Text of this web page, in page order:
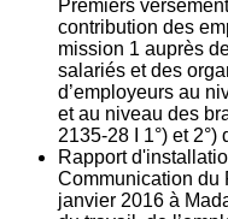
Premiers
contribution des
mission 1 auprès
salariés et des
d’employeurs au
et au niveau des
2135‐28 I 1°) et
Rapport
Communication du
janvier 2016 à